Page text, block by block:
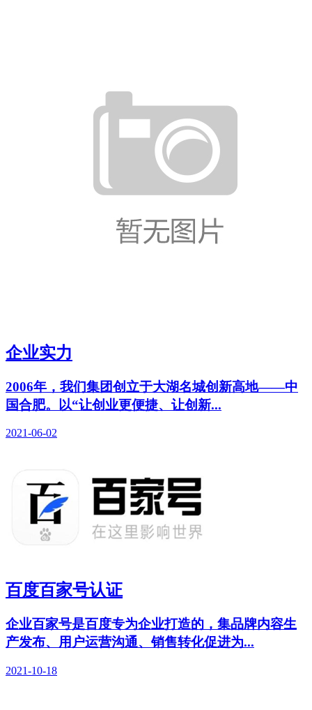
企业实力
2006年，我们集团创立于大湖名城创新高地——中
国合肥。以“让创业更便捷、让创新...
2021-06-02
百度百家号认证
企业百家号是百度专为企业打造的，集品牌内容生
产发布、用户运营沟通、销售转化促进为...
2021-10-18